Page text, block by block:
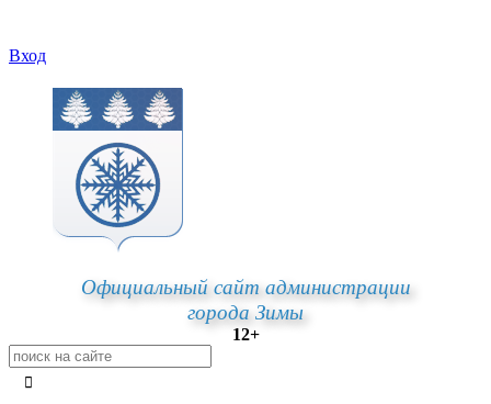
Вход
Официальный сайт администрации
города Зимы
12+